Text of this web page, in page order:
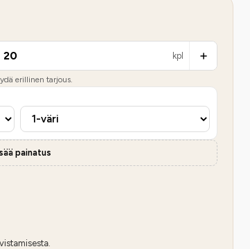
kpl
erillinen tarjous.
painatus